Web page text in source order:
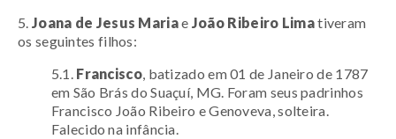
5. Joana de Jesus Mariae João Ribeiro Limativeram
os seguintes filhos:
5.1. Francisco, batizado em 01 de Janeiro de 1787
em São Brás do Suaçuí, MG. Foram seus padrinhos
Francisco João Ribeiro e Genoveva, solteira.
Falecido na infância.